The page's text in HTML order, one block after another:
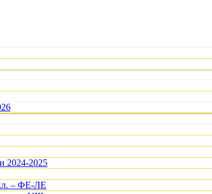
2024-2025
– ФЕ-ЛЕ